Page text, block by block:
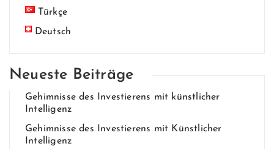
Türkçe
Deutsch
Neueste Beiträge
Gehim​nisse des Invest​ierens mit künstlich​er
Intelligenz
Gehim​nisse des Invest​ierens mit Künstlicher
Intelligenz